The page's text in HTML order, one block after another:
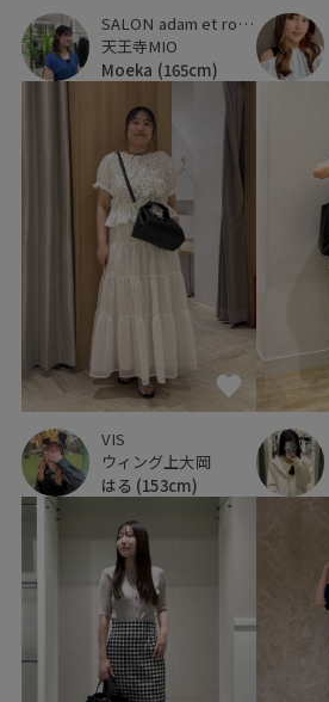
SALON adam et ropé
天王寺MIO
Moeka (165cm)
VIS
ウィング上大岡
はる (153cm)